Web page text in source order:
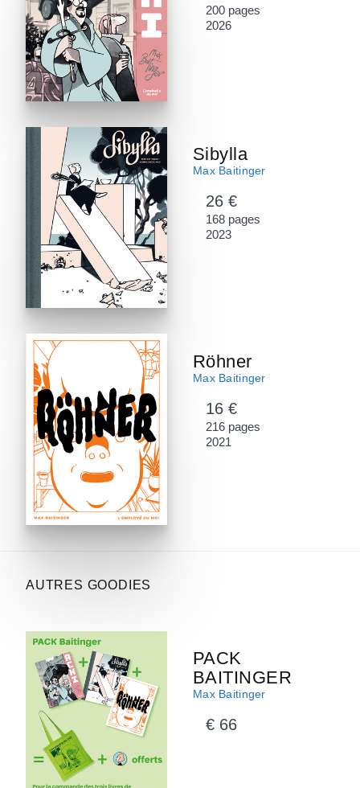
200 pages
2026
Sibylla
Max Baitinger
26 €
168 pages
2023
Röhner
Max Baitinger
16 €
216 pages
2021
AUTRES GOODIES
PACK
BAITINGER
Max Baitinger
€ 66